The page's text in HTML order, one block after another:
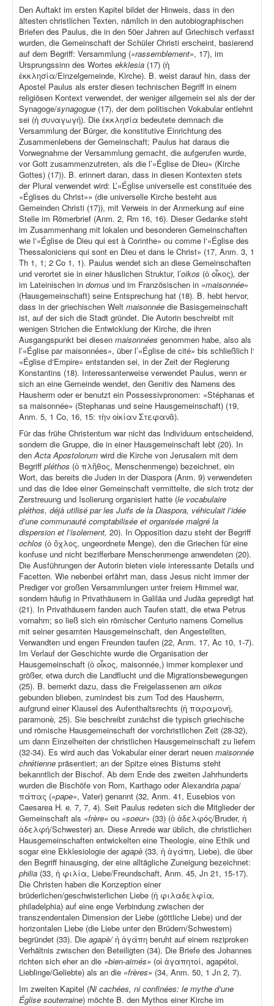
Den Auftakt im ersten Kapitel bildet der Hinweis, dass in den
ältesten christlichen Texten, nämlich in den autobiographischen
Briefen des Paulus, die in den 50er Jahren auf Griechisch verfasst
wurden, die Gemeinschaft der Schüler Christi erscheint, basierend
auf dem Begriff: Versammlung («rassemblement», 17), im
Ursprungssinn des Wortes ekklesia (17) (ἡ
ἐκκλησία/Einzelgemeinde, Kirche). B. weist darauf hin, dass der
Apostel Paulus als erster diesen technischen Begriff in einem
religiösen Kontext verwendet, der weniger allgemein sei als der der
Synagoge/synagogue (17), der dem politischen Vokabular entlehnt
sei (ἡ συναγωγή). Die ἐκκλησία bedeutete demnach die
Versammlung der Bürger, die konstitutive Einrichtung des
Zusammenlebens der Gemeinschaft; Paulus hat daraus die
Vorwegnahme der Versammlung gemacht, die aufgerufen wurde,
vor Gott zusammenzutreten, als die l’«Église de Dieu» (Kirche
Gottes) (17)). B. erinnert daran, dass in diesen Kontexten stets
der Plural verwendet wird: L’«Église universelle est constituée des
«Églises du Christ»» (die universelle Kirche besteht aus
Gemeinden Christi (17)), mit Verweis in der Anmerkung auf eine
Stelle im Römerbrief (Anm. 2, Rm 16, 16). Dieser Gedanke steht
im Zusammenhang mit lokalen und besonderen Gemeinschaften
wie l‘«Église de Dieu qui est à Corinthe» ou comme l‘«Église des
Thessaloniciens qui sont en Dieu et dans le Christ» (17, Anm. 3, 1
Th 1, 1; 2 Co 1, 1). Paulus wendet sich an diese Gemeinschaften
und verortet sie in einer häuslichen Struktur, l’oikos (ὁ οἶκος), der
im Lateinischen in domus und im Französischen in «maisonnée»
(Hausgemeinschaft) seine Entsprechung hat (18). B. hebt hervor,
dass in der griechischen Welt maisonnée die Basisgemeinschaft
ist, auf der sich die Stadt gründet. Die Autorin beschreibt mit
wenigen Strichen die Entwicklung der Kirche, die ihren
Ausgangspunkt bei diesen maisonnées genommen habe, also als
l’«Église par maisonnées», über l’«Église de cité» bis schließlich l‘
«Église d‘Empire» entstanden sei, in der Zeit der Regierung
Konstantins (18). Interessanterweise verwendet Paulus, wenn er
sich an eine Gemeinde wendet, den Genitiv des Namens des
Hausherrn oder er benutzt ein Possessivpronomen: «Stéphanas et
sa maisonnée» (Stephanas und seine Hausgemeinschaft) (19,
Anm. 5, 1 Co, 16, 15: τὴν οἰκίαν Στεφανᾶ).
Für das frühe Christentum war nicht das Individuum entscheidend,
sondern die Gruppe, die in einer Hausgemeinschaft lebt (20). In
denActa Apostolorum wird die Kirche von Jerusalem mit dem
Begriff pléthos (ὁ πλῆθος, Menschenmenge) bezeichnet, ein
Wort, das bereits die Juden in der Diaspora (Anm. 9) verwendeten
und das die Idee einer Gemeinschaft vermittelte, die sich trotz der
Zerstreuung und Isolierung organisiert hatte (le vocabulaire
pléthos, déjà utilisé par les Juifs de la Diaspora, véhiculait l’idée
d’une communauté comptabilisée et organisée malgré la
dispersion et l’isolement, 20). In Opposition dazu steht der Begriff
ochlos (ὁ ὄχλος, ungeordnete Menge), den die Griechen für eine
konfuse und nicht bezifferbare Menschenmenge anwendeten (20).
Die Ausführungen der Autorin bieten viele interessante Details und
Facetten. Wie nebenbei erfährt man, dass Jesus nicht immer der
Prediger vor großen Versammlungen unter freiem Himmel war,
sondern häufig in Privathäusern in Galiläa und Judäa gepredigt hat
(21). In Privathäusern fanden auch Taufen statt, die etwa Petrus
vornahm; so ließ sich ein römischer Centurio namens Cornelius
mit seiner gesamten Hausgemeinschaft, den Angestellten,
Verwandten und engen Freunden taufen (22, Anm. 17, Ac 10, 1-7).
Im Verlauf der Geschichte wurde die Organisation der
Hausgemeinschaft (ὁ οἶκος, maisonnée,) immer komplexer und
größer, etwa durch die Landflucht und die Migrationsbewegungen
(25). B. bemerkt dazu, dass die Freigelassenen am oikos
gebunden blieben, zumindest bis zum Tod des Hausherrn,
aufgrund einer Klausel des Aufenthaltsrechts (ἡ παραμονή,
paramonè, 25). Sie beschreibt zunächst die typisch griechische
und römische Hausgemeinschaft der vorchristlichen Zeit (28-32),
um dann Einzelheiten der christlichen Hausgemeinschaft zu liefern
(32-34). Es wird auch das Vokabular einer derart neuen maisonnée
chrétienne präsentiert; an der Spitze eines Bistums steht
bekanntlich der Bischof. Ab dem Ende des zweiten Jahrhunderts
wurden die Bischöfe von Rom, Karthago oder Alexandria papa/
πάπας («pape», Vater) genannt (32, Anm. 41, Eusebios von
Caesarea H. e. 7, 7, 4). Seit Paulus redeten sich die Mitglieder der
Gemeinschaft als «frère» ou «soeur» (33) (ὁ ἀδελφός/Bruder, ἡ
ἀδελφή/Schwester) an. Diese Anrede war üblich, die christlichen
Hausgemeinschaften entwickelten eine Theologie, eine Ethik und
sogar eine Ekklesiologie deragapè (33, ἡ ἀγάπη, Liebe), die über
den Begriff hinausging, der eine alltägliche Zuneigung bezeichnet:
philia (33, ἡ φιλία, Liebe/Freundschaft, Anm. 45, Jn 21, 15-17).
Die Christen haben die Konzeption einer
brüderlichen/geschwisterlichen Liebe (ἡ φιλαδελφία,
philadelphia) auf eine enge Verbindung zwischen der
transzendentalen Dimension der Liebe (göttliche Liebe) und der
horizontalen Liebe (die Liebe unter den Brüdern/Schwestern)
begründet (33). Die agapè/ἡ ἀγάπη beruht auf einem reziproken
Verhältnis zwischen den Beteiligten (34). Die Briefe des Johannes
richten sich eher an die «bien-aimés» (οἱ ἀγαπητοί, agapétoi,
Lieblinge/Geliebte) als an die «frères» (34, Anm. 50, 1 Jn 2, 7).
Im zweiten Kapitel (Ni cachées, ni confinées: le mythe d’une
Église souterraine) möchte B. den Mythos einer Kirche im